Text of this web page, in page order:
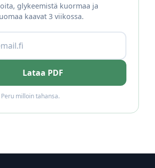
glykeemistä kuormaa ja
kaavat 3 viikossa.
Lataa PDF
milloin tahansa.